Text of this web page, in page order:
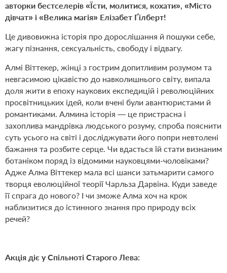
авторки бестселерів «Їсти, молитися, кохати», «Місто
дівчат» і «Велика магія» Елізабет Ґілберт!
Це дивовижна історія про дорослішання й пошуки себе,
жагу пізнання, сексуальність, свободу і відвагу.
Алмі Віттекер, жінці з гострим допитливим розумом та
невгасимою цікавістю до навколишнього світу, випала
доля жити в епоху наукових експедицій і революційних
просвітницьких ідей, коли вчені були авантюристами й
романтиками. Алмина історія — це пристрасна і
захоплива мандрівка людського розуму, спроба пояснити
суть усього на світі і досліджувати його попри невтолені
бажання та розбите серце. Чи вдасться їй стати визнаним
ботаніком поряд із відомими науковцями-чоловіками?
Адже Алма Віттекер мала всі шанси затьмарити самого
творця еволюційної теорії Чарльза Дарвіна. Куди заведе
її спрага до нового? І чи зможе Алма хоч на крок
наблизитися до істинного знання про природу всіх
речей?
Акція діє у Спільноті Старого Лева: